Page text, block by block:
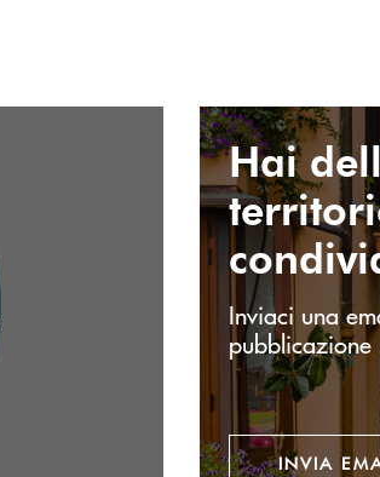
INVIA EMAIL
Hai
Inviaci una
pubblicazione
INVIA